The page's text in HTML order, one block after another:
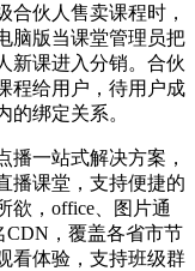
合伙人售卖课程时，
脑版当课堂管理员把
新课进入分销。合伙
程给用户，待用户成
绑定关系。
播一站式解决方案，
播课堂，支持便捷的
欲，office、图片通
CDN，覆盖各省市节
看体验，支持班级群